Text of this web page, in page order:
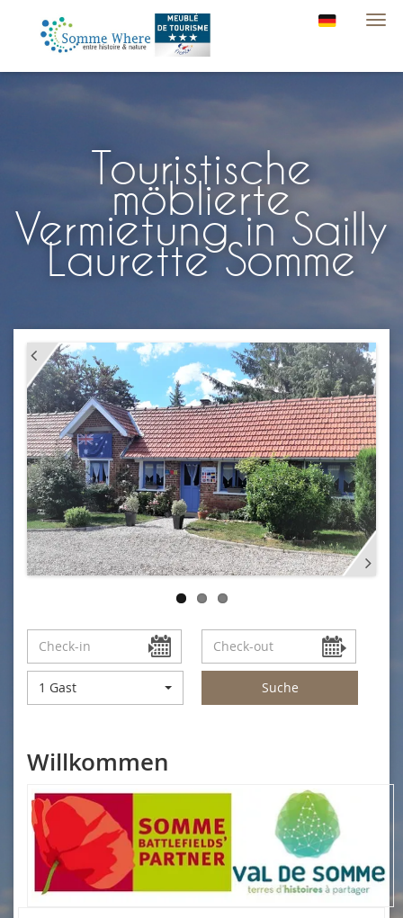
Touristische
möblierte
Vermietung in Sailly
Laurette Somme
1 Gast Suche
Willkommen